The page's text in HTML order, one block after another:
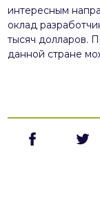
интересным
оклад
тысяч долларов.
данной стране